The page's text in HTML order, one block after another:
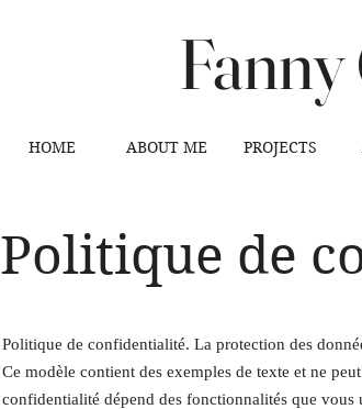
HOME ABOUT ME PROJECTS
Politique de
Politique de confidentialité. La protection des
Ce modèle contient des exemples de texte et ne
confidentialité dépend des fonctionnalités que